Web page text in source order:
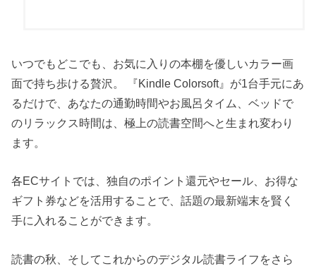
いつでもどこでも、お気に入りの本棚を優しいカラー画
面で持ち歩ける贅沢。 『Kindle Colorsoft』が1台手元にあ
るだけで、あなたの通勤時間やお風呂タイム、ベッドで
のリラックス時間は、極上の読書空間へと生まれ変わり
ます。
各ECサイトでは、独自のポイント還元やセール、お得な
ギフト券などを活用することで、話題の最新端末を賢く
手に入れることができます。
読書の秋、そしてこれからのデジタル読書ライフをさら